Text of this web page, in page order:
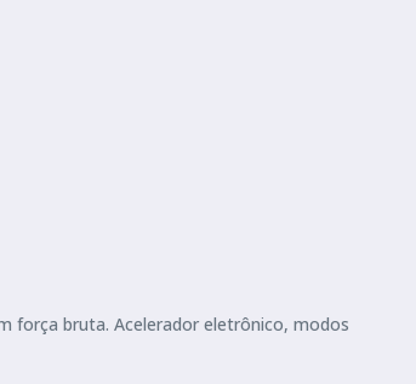
força bruta. Acelerador eletrônico, modos